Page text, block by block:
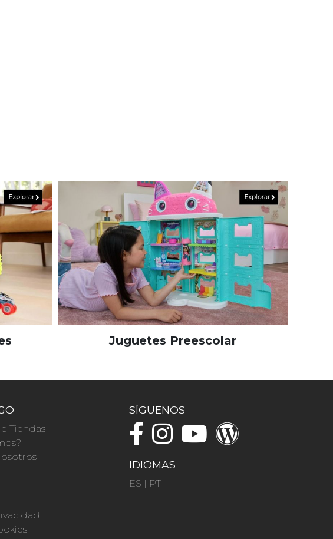
Juguetes Preescolar
Tiendas
SÍGUENOS
IDIOMAS
ES | PT